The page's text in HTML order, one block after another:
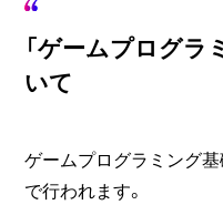
「ゲームプログラ
いて
ゲームプログラミング
で行われます。